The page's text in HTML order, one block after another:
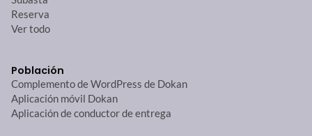
Reserva
Ver todo
Población
Complemento de WordPress de Dokan
Aplicación móvil Dokan
Aplicación de conductor de entrega